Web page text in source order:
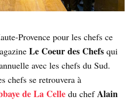
Provence pour les chefs ce
Le Coeur des Chefs qui
avec les chefs du Sud.
chefs se retrouvera à
de La Celle du chefAlain